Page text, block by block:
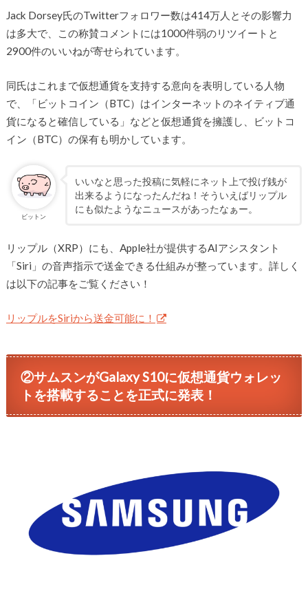
Jack Dorsey氏のTwitterフォロワー数は414万人とその影響力
は多大で、この称賛コメントには1000件弱のリツイートと
2900件のいいねが寄せられています。
同氏はこれまで仮想通貨を支持する意向を表明している人物
で、「ビットコイン（BTC）はインターネットのネイティブ通
貨になると確信している」などと仮想通貨を擁護し、ビットコ
イン（BTC）の保有も明かしています。
ビットン
いいなと思った投稿に気軽にネット上で投げ銭が
出来るようになったんだね！そういえばリップル
にも似たようなニュースがあったなぁー。
リップル（XRP）にも、Apple社が提供するAIアシスタント
「Siri」の音声指示で送金できる仕組みが整っています。詳しく
は以下の記事をご覧ください！
リップルをSiriから送金可能に！
②サムスンがGalaxy S10に仮想通貨ウォレッ
トを搭載することを正式に発表！